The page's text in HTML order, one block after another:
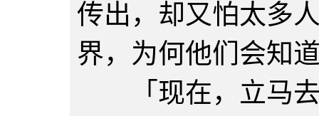
传出，却又怕太多
界，为何他们会知
「现在，立马去